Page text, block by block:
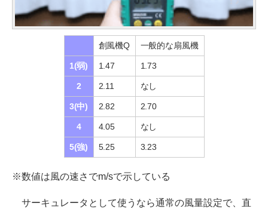
創風機Q 一般的な扇風機
1(弱) 1.47 1.73
2 2.11 なし
3(中) 2.82 2.70
4 4.05 なし
5(強) 5.25 3.23
※数値は風の速さでm/sで示している
サーキュレータとして使うなら通常の風量設定で、直